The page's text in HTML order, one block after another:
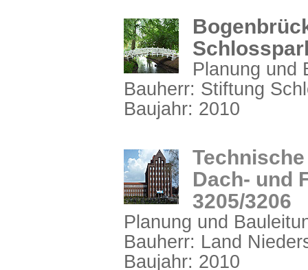
Planung und
Bauherr: Stiftung
Baujahr: 2010
Dach- und
3205/3206
Planung und
Bauherr: Land
Baujahr: 2010